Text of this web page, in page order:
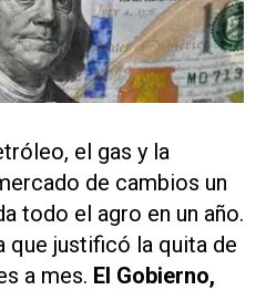
el gas y la
de cambios un
todo el agro en un año.
que justificó la quita de
a mes. El Gobierno,